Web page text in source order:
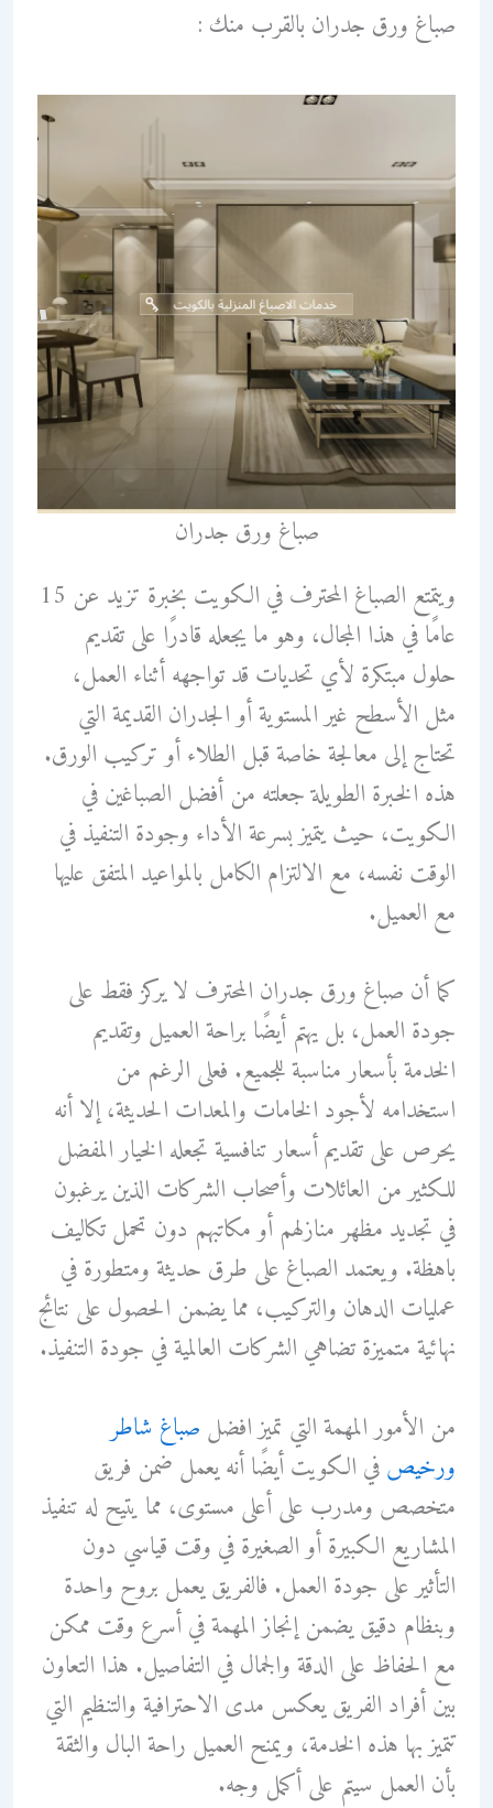
صباغ ورق جدران بالقرب منك :
صباغ ورق جدران
ويتمتع الصباغ المحترف في الكويت بخبرة تزيد عن 15
عامًا في هذا المجال، وهو ما يجعله قادرًا على تقديم
حلول مبتكرة لأي تحديات قد تواجهه أثناء العمل،
مثل الأسطح غير المستوية أو الجدران القديمة التي
تحتاج إلى معالجة خاصة قبل الطلاء أو تركيب الورق.
هذه الخبرة الطويلة جعلته من أفضل الصباغين في
الكويت، حيث يتميز بسرعة الأداء وجودة التنفيذ في
الوقت نفسه، مع الالتزام الكامل بالمواعيد المتفق عليها
مع العميل.
كما أن صباغ ورق جدران المحترف لا يركز فقط على
جودة العمل، بل يهتم أيضًا براحة العميل وتقديم
الخدمة بأسعار مناسبة للجميع. فعلى الرغم من
استخدامه لأجود الخامات والمعدات الحديثة، إلا أنه
يحرص على تقديم أسعار تنافسية تجعله الخيار المفضل
للكثير من العائلات وأصحاب الشركات الذين يرغبون
في تجديد مظهر منازلهم أو مكاتبهم دون تحمل تكاليف
باهظة. ويعتمد الصباغ على طرق حديثة ومتطورة في
عمليات الدهان والتركيب، مما يضمن الحصول على نتائج
نهائية متميزة تضاهي الشركات العالمية في جودة التنفيذ.
من الأمور المهمة التي تميز افضل صباغ شاطر
ورخيصفي الكويت أيضًا أنه يعمل ضمن فريق
متخصص ومدرب على أعلى مستوى، مما يتيح له تنفيذ
المشاريع الكبيرة أو الصغيرة في وقت قياسي دون
التأثير على جودة العمل. فالفريق يعمل بروح واحدة
وبنظام دقيق يضمن إنجاز المهمة في أسرع وقت ممكن
مع الحفاظ على الدقة والجمال في التفاصيل. هذا التعاون
بين أفراد الفريق يعكس مدى الاحترافية والتنظيم التي
تتميز بها هذه الخدمة، ويمنح العميل راحة البال والثقة
بأن العمل سيتم على أكمل وجه.